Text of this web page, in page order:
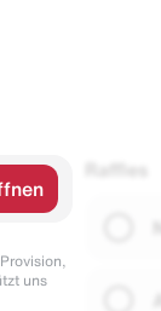
uns
Raffles